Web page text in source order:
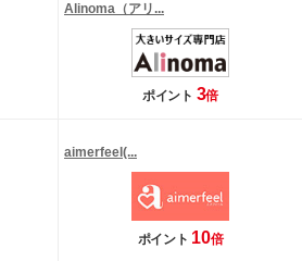
Alinoma（アリ...
ポイント 3倍
aimerfeel(...
ポイント 10倍